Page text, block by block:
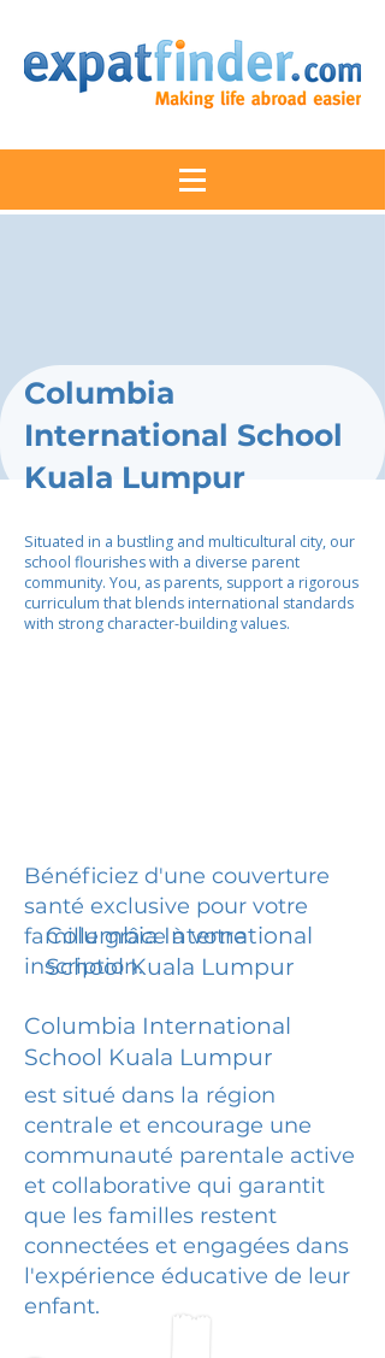
Columbia
International School
Kuala Lumpur
Situated in a bustling and multicultural city, our
school flourishes with a diverse parent
community. You, as parents, support a rigorous
curriculum that blends international standards
with strong character-building values.
Bénéficiez d'une couverture
santé exclusive pour votre
famille grâce à votre
inscription.
Columbia International
School Kuala Lumpur
Columbia International
School Kuala Lumpur
est situé dans la région
centrale et encourage une
communauté parentale active
et collaborative qui garantit
que les familles restent
connectées et engagées dans
l'expérience éducative de leur
enfant.